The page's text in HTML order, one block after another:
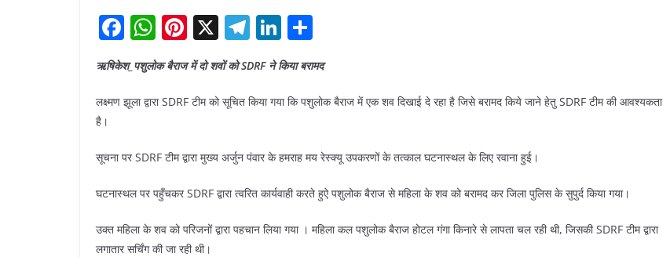
F
c
e
o
k
W
h
at
s
p
Pi
nt
er
e
X T
e
gr
m
Li
n
k
e
n
ar
e
ऋषिकेश_पशुलोक बैराज में दो शवों को SDRF ने किया बरामद
लक्ष्मण झूला द्वारा SDRF टीम को सूचित किया गया कि पशुलोक बैराज में एक शव दिखाई दे रहा है जिसे बरामद किये जाने हेतु SDRF टीम की आवश्यकता
है।
सूचना पर SDRF टीम द्वारा मुख्य अर्जुन पंवार के हमराह मय रेस्क्यू उपकरणों के तत्काल घटनास्थल के लिए रवाना हुई।
घटनास्थल पर पहुँचकर SDRF द्वारा त्वरित कार्यवाही करते हुऐ पशुलोक बैराज से महिला के शव को बरामद कर जिला पुलिस के सुपुर्द किया गया।
उक्त महिला के शव को परिजनों द्वारा पहचान लिया गया । महिला कल पशुलोक बैराज होटल गंगा किनारे से लापता चल रही थी, जिसकी SDRF टीम द्वारा
लगातार सर्चिंग की जा रही थी।